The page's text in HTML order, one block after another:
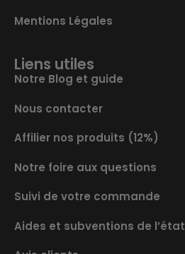
Mentions Légales
Liens utiles
Notre Blog et guide
Nous contacter
Affilier nos produits (12%)
Notre foire aux questions
Suivi de votre commande
Aides et subventions de l’état